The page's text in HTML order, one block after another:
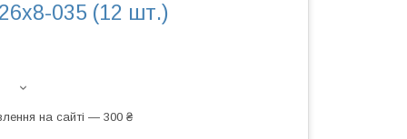
035 (12 шт.)
на сайті — 300 ₴